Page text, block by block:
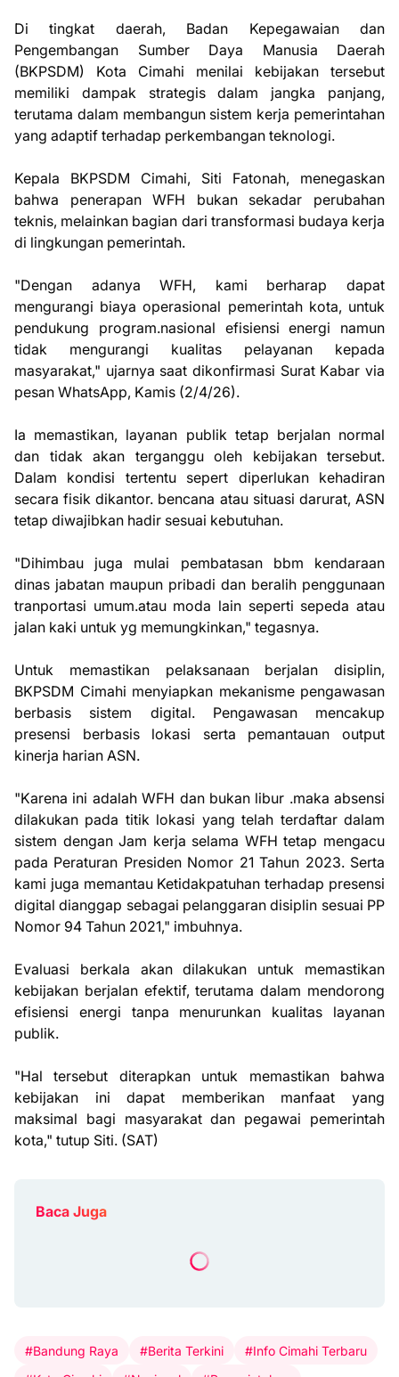
Di tingkat daerah, Badan Kepegawaian dan
Pengembangan Sumber Daya Manusia Daerah
(BKPSDM) Kota Cimahi menilai kebijakan tersebut
memiliki dampak strategis dalam jangka panjang,
terutama dalam membangun sistem kerja pemerintahan
yang adaptif terhadap perkembangan teknologi.
Kepala BKPSDM Cimahi, Siti Fatonah, menegaskan
bahwa penerapan WFH bukan sekadar perubahan
teknis, melainkan bagian dari transformasi budaya kerja
di lingkungan pemerintah.
"Dengan adanya WFH, kami berharap dapat
mengurangi biaya operasional pemerintah kota, untuk
pendukung program.nasional efisiensi energi namun
tidak mengurangi kualitas pelayanan kepada
masyarakat," ujarnya saat dikonfirmasi Surat Kabar via
pesan WhatsApp, Kamis (2/4/26).
Ia memastikan, layanan publik tetap berjalan normal
dan tidak akan terganggu oleh kebijakan tersebut.
Dalam kondisi tertentu sepert diperlukan kehadiran
secara fisik dikantor. bencana atau situasi darurat, ASN
tetap diwajibkan hadir sesuai kebutuhan.
"Dihimbau juga mulai pembatasan bbm kendaraan
dinas jabatan maupun pribadi dan beralih penggunaan
tranportasi umum.atau moda lain seperti sepeda atau
jalan kaki untuk yg memungkinkan," tegasnya.
Untuk memastikan pelaksanaan berjalan disiplin,
BKPSDM Cimahi menyiapkan mekanisme pengawasan
berbasis sistem digital. Pengawasan mencakup
presensi berbasis lokasi serta pemantauan output
kinerja harian ASN.
"Karena ini adalah WFH dan bukan libur .maka absensi
dilakukan pada titik lokasi yang telah terdaftar dalam
sistem dengan Jam kerja selama WFH tetap mengacu
pada Peraturan Presiden Nomor 21 Tahun 2023. Serta
kami juga memantau Ketidakpatuhan terhadap presensi
digital dianggap sebagai pelanggaran disiplin sesuai PP
Nomor 94 Tahun 2021," imbuhnya.
Evaluasi berkala akan dilakukan untuk memastikan
kebijakan berjalan efektif, terutama dalam mendorong
efisiensi energi tanpa menurunkan kualitas layanan
publik.
"Hal tersebut diterapkan untuk memastikan bahwa
kebijakan ini dapat memberikan manfaat yang
maksimal bagi masyarakat dan pegawai pemerintah
kota," tutup Siti. (SAT)
Baca Juga
#Bandung Raya #Berita Terkini
#Info Cimahi Terbaru